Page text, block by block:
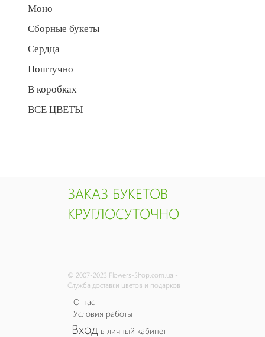
Моно
Сборные букеты
Сердца
Поштучно
В коробках
ВСЕ ЦВЕТЫ
ЗАКАЗ БУКЕТОВ
КРУГЛОСУТОЧНО
© 2007-2023 Flowers-Shop.com.ua -
Служба доставки цветов и подарков
О нас
Условия работы
Вход в личный кабинет